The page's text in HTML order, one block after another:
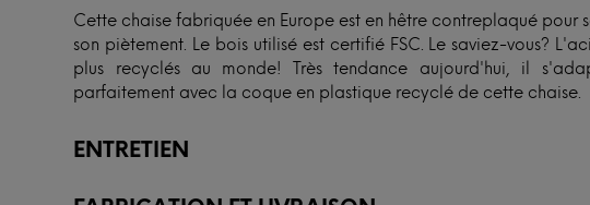
Cette chaise fabriquée en Europe est en hêtre contreplaqué pour
son piètement. Le bois utilisé est certifié FSC. Le saviez-vous?
plus recyclés au monde! Très tendance aujourd'hui, il
parfaitement avec la coque en plastique recyclé de cette chaise.
ENTRETIEN